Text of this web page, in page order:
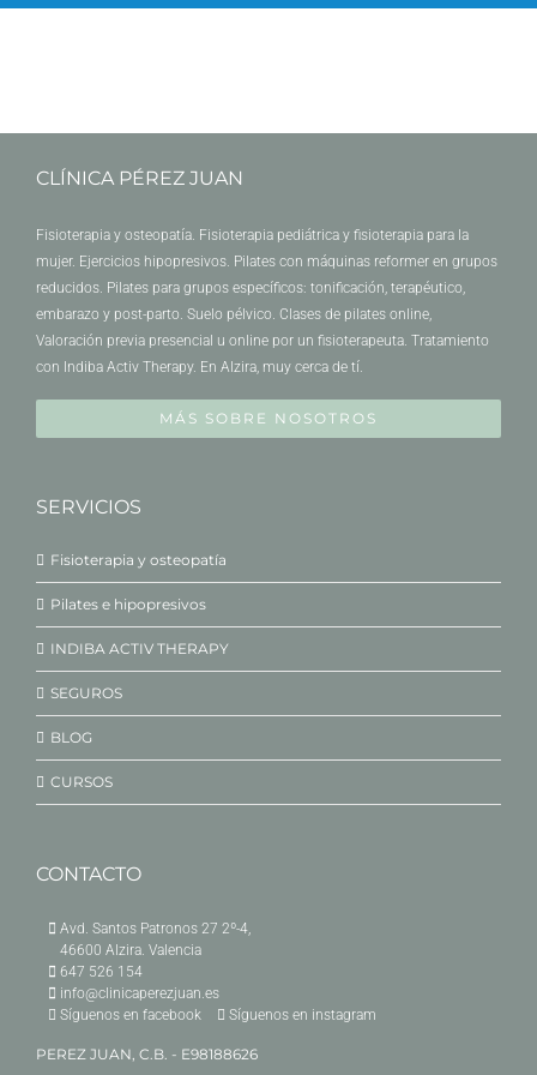
CLÍNICA PÉREZ JUAN
Fisioterapia y osteopatía. Fisioterapia pediátrica y fisioterapia para la
mujer. Ejercicios hipopresivos. Pilates con máquinas reformer en grupos
reducidos. Pilates para grupos específicos: tonificación, terapéutico,
embarazo y post-parto. Suelo pélvico. Clases de pilates online,
Valoración previa presencial u online por un fisioterapeuta. Tratamiento
con Indiba Activ Therapy. En Alzira, muy cerca de tí.
MÁS SOBRE NOSOTROS
SERVICIOS
Fisioterapia y osteopatía
Pilates e hipopresivos
INDIBA ACTIV THERAPY
SEGUROS
BLOG
CURSOS
CONTACTO
Avd. Santos Patronos 27 2º-4,
46600 Alzira. Valencia
647 526 154
info@clinicaperezjuan.es
Síguenos en facebook
Síguenos en instagram
PEREZ JUAN, C.B. - E98188626